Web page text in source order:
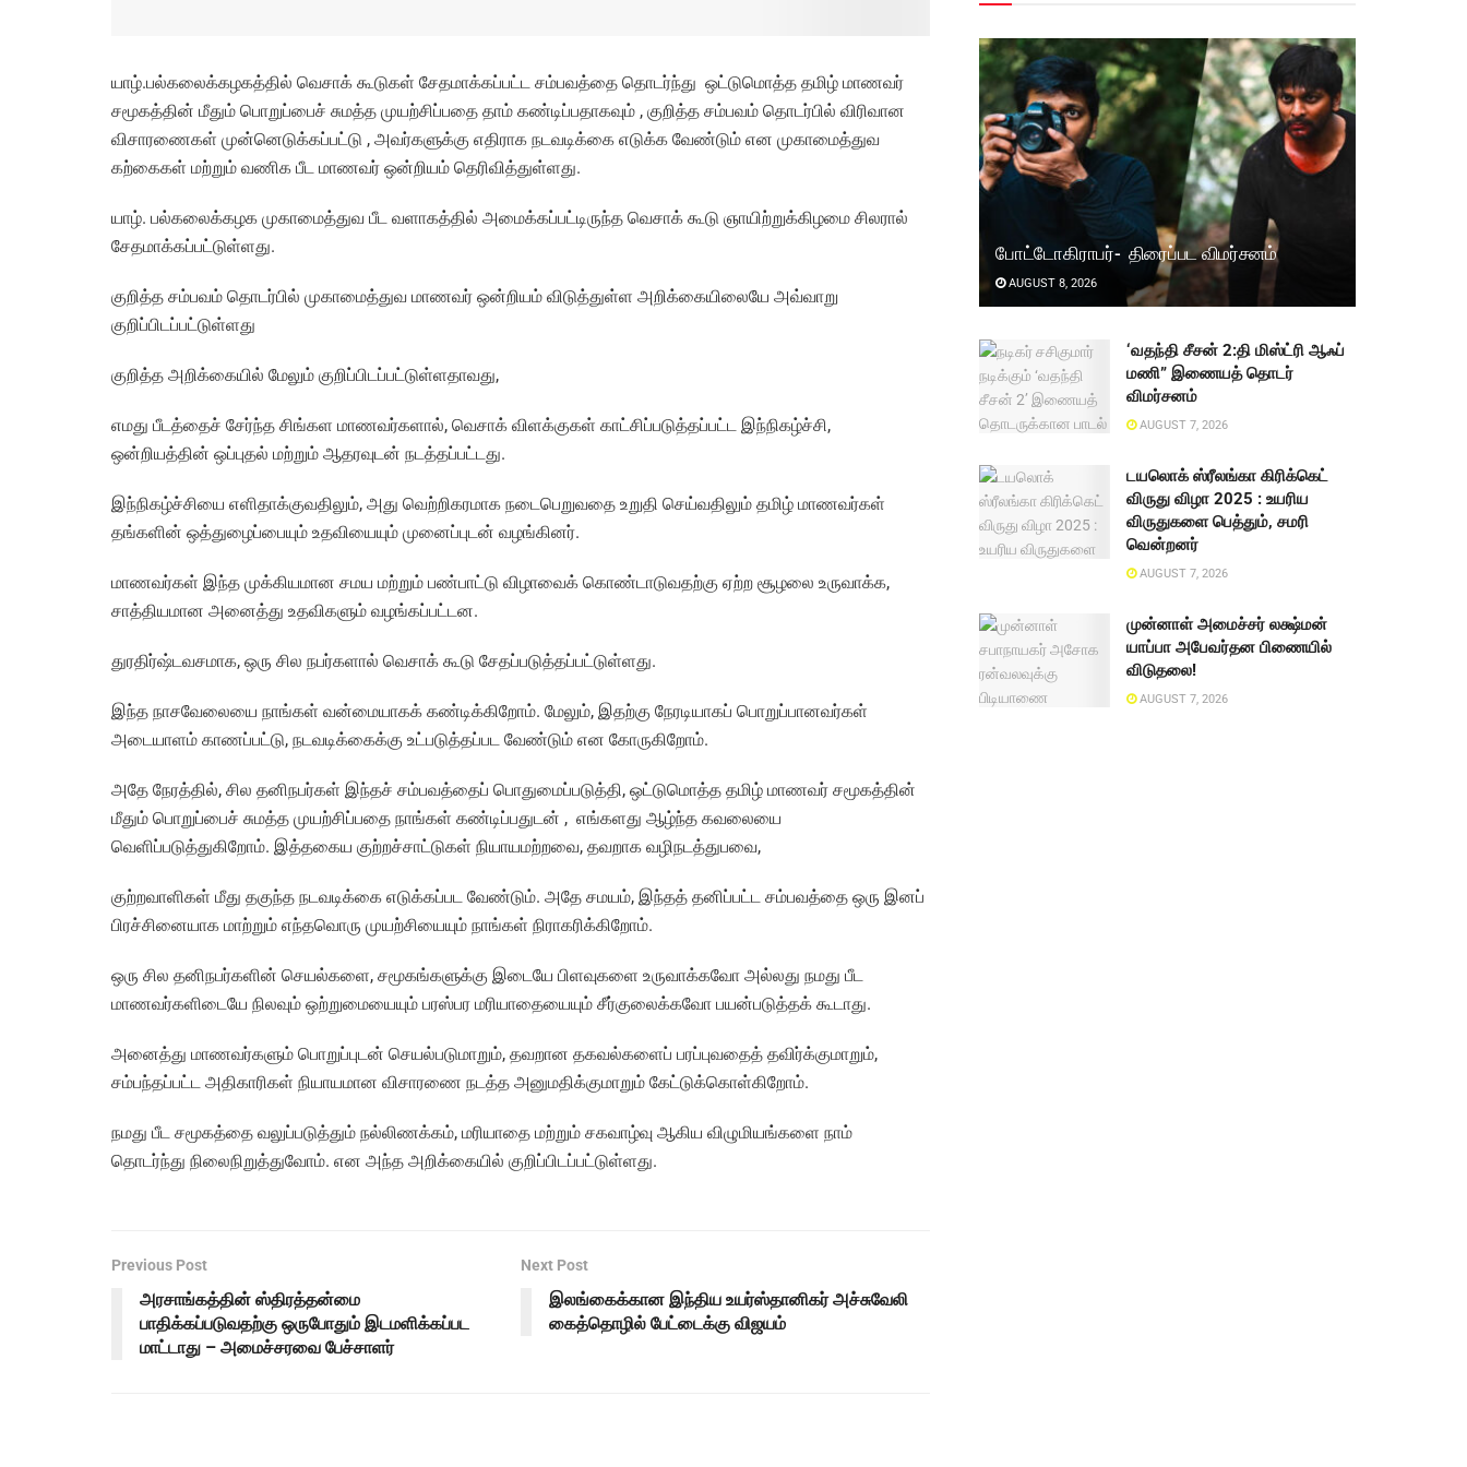
யாழ்.பல்கலைக்கழகத்தில் வெசாக் கூடுகள் சேதமாக்கப்பட்ட சம்பவத்தை தொடர்ந்து ஒட்டுமொத்த தமிழ் மாணவர்
சமூகத்தின் மீதும் பொறுப்பைச் சுமத்த முயற்சிப்பதை தாம் கண்டிப்பதாகவும் , குறித்த சம்பவம் தொடர்பில் விரிவான
விசாரணைகள் முன்னெடுக்கப்பட்டு , அவர்களுக்கு எதிராக நடவடிக்கை எடுக்க வேண்டும் என முகாமைத்துவ
கற்கைகள் மற்றும் வணிக பீட மாணவர் ஒன்றியம் தெரிவித்துள்ளது.
யாழ். பல்கலைக்கழக முகாமைத்துவ பீட வளாகத்தில் அமைக்கப்பட்டிருந்த வெசாக் கூடு ஞாயிற்றுக்கிழமை சிலரால்
சேதமாக்கப்பட்டுள்ளது.
குறித்த சம்பவம் தொடர்பில் முகாமைத்துவ மாணவர் ஒன்றியம் விடுத்துள்ள அறிக்கையிலையே அவ்வாறு
குறிப்பிடப்பட்டுள்ளது
குறித்த அறிக்கையில் மேலும் குறிப்பிடப்பட்டுள்ளதாவது,
எமது பீடத்தைச் சேர்ந்த சிங்கள மாணவர்களால், வெசாக் விளக்குகள் காட்சிப்படுத்தப்பட்ட இந்நிகழ்ச்சி,
ஒன்றியத்தின் ஒப்புதல் மற்றும் ஆதரவுடன் நடத்தப்பட்டது.
இந்நிகழ்ச்சியை எளிதாக்குவதிலும், அது வெற்றிகரமாக நடைபெறுவதை உறுதி செய்வதிலும் தமிழ் மாணவர்கள்
தங்களின் ஒத்துழைப்பையும் உதவியையும் முனைப்புடன் வழங்கினர்.
மாணவர்கள் இந்த முக்கியமான சமய மற்றும் பண்பாட்டு விழாவைக் கொண்டாடுவதற்கு ஏற்ற சூழலை உருவாக்க,
சாத்தியமான அனைத்து உதவிகளும் வழங்கப்பட்டன.
துரதிர்ஷ்டவசமாக, ஒரு சில நபர்களால் வெசாக் கூடு சேதப்படுத்தப்பட்டுள்ளது.
இந்த நாசவேலையை நாங்கள் வன்மையாகக் கண்டிக்கிறோம். மேலும், இதற்கு நேரடியாகப் பொறுப்பானவர்கள்
அடையாளம் காணப்பட்டு, நடவடிக்கைக்கு உட்படுத்தப்பட வேண்டும் என கோருகிறோம்.
அதே நேரத்தில், சில தனிநபர்கள் இந்தச் சம்பவத்தைப் பொதுமைப்படுத்தி, ஒட்டுமொத்த தமிழ் மாணவர் சமூகத்தின்
மீதும் பொறுப்பைச் சுமத்த முயற்சிப்பதை நாங்கள் கண்டிப்பதுடன் , எங்களது ஆழ்ந்த கவலையை
வெளிப்படுத்துகிறோம். இத்தகைய குற்றச்சாட்டுகள் நியாயமற்றவை, தவறாக வழிநடத்துபவை,
குற்றவாளிகள் மீது தகுந்த நடவடிக்கை எடுக்கப்பட வேண்டும். அதே சமயம், இந்தத் தனிப்பட்ட சம்பவத்தை ஒரு இனப்
பிரச்சினையாக மாற்றும் எந்தவொரு முயற்சியையும் நாங்கள் நிராகரிக்கிறோம்.
ஒரு சில தனிநபர்களின் செயல்களை, சமூகங்களுக்கு இடையே பிளவுகளை உருவாக்கவோ அல்லது நமது பீட
மாணவர்களிடையே நிலவும் ஒற்றுமையையும் பரஸ்பர மரியாதையையும் சீர்குலைக்கவோ பயன்படுத்தக் கூடாது.
அனைத்து மாணவர்களும் பொறுப்புடன் செயல்படுமாறும், தவறான தகவல்களைப் பரப்புவதைத் தவிர்க்குமாறும்,
சம்பந்தப்பட்ட அதிகாரிகள் நியாயமான விசாரணை நடத்த அனுமதிக்குமாறும் கேட்டுக்கொள்கிறோம்.
நமது பீட சமூகத்தை வலுப்படுத்தும் நல்லிணக்கம், மரியாதை மற்றும் சகவாழ்வு ஆகிய விழுமியங்களை நாம்
தொடர்ந்து நிலைநிறுத்துவோம். என அந்த அறிக்கையில் குறிப்பிடப்பட்டுள்ளது.
Previous Post
அரசாங்கத்தின் ஸ்திரத்தன்மை
பாதிக்கப்படுவதற்கு ஒருபோதும் இடமளிக்கப்பட
மாட்டாது – அமைச்சரவை பேச்சாளர்
Next Post
இலங்கைக்கான இந்திய உயர்ஸ்தானிகர் அச்சுவேலி
கைத்தொழில் பேட்டைக்கு விஜயம்
போட்டோகிராபர்- ‌ திரைப்பட விமர்சனம்
AUGUST 8, 2026
‘வதந்தி சீசன் 2:தி மிஸ்ட்ரி ஆஃப்
மணி” இணையத் தொடர்
விமர்சனம்
AUGUST 7, 2026
டயலொக் ஸ்ரீலங்கா கிரிக்கெட்
விருது விழா 2025 : உயரிய
விருதுகளை பெத்தும், சமரி
வென்றனர்
AUGUST 7, 2026
முன்னாள் அமைச்சர் லக்ஷ்மன்
யாப்பா அபேவர்தன பிணையில்
விடுதலை!
AUGUST 7, 2026